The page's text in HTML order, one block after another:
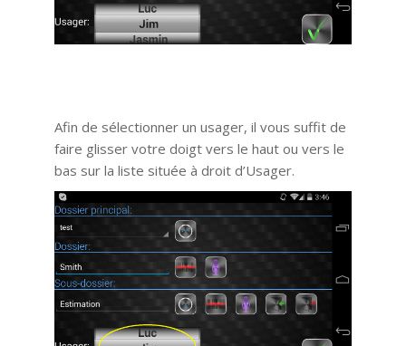
Afin de sélectionner un usager, il vous suffit de
faire glisser votre doigt vers le haut ou vers le
bas sur la liste située à droit d’Usager.